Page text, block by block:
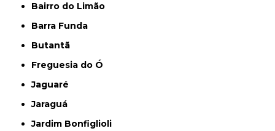
Bairro do Limão
Barra Funda
Butantã
Freguesia do Ó
Jaguaré
Jaraguá
Jardim Bonfiglioli